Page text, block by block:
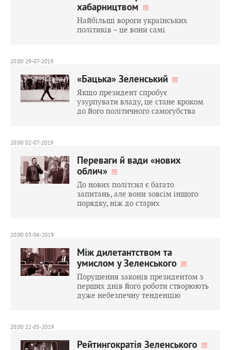
хабарництвом
Найбільші вороги українських
політиків – це вони самі
20:00 29-07-2019
«Бацька» Зеленський
Якщо президент спробує
узурпувати владу, це стане кроком
до його політичного самогубства
20:00 02-07-2019
Переваги й вади «нових
облич»
До нових політсил є багато
запитань, але вони зовсім іншого
порядку, ніж до старих
20:00 03-06-2019
Між дилетантством та
умислом у Зеленського
Порушення законів президентом з
перших днів його роботи створюють
дуже небезпечну тенденцію
20:00 22-05-2019
Рейтингократія Зеленського